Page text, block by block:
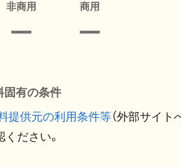
非商用 商用
固有の条件
提供元の利用条件等（外部サイト
ください。